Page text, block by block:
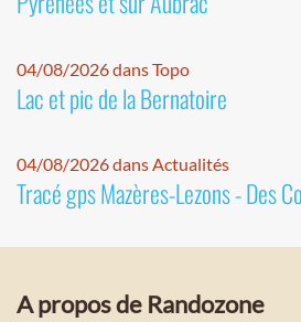
04/08/2026 dans Topo
Lac et pic de la Bernatoire
04/08/2026 dans Actualités
Tracé gps Mazères-Lezons - Des
A propos de Randozone